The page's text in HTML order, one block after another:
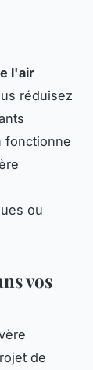
l'air
réduisez
fonctionne
ou
vos
de